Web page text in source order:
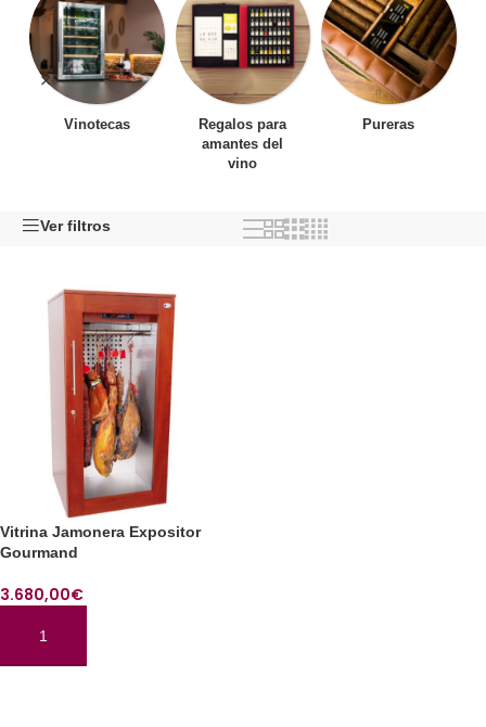
Vinotecas
Regalos para
amantes del
vino
Pureras
Ver filtros
Vitrina Jamonera Expositor
Gourmand
3.680,00€
AÑADIR AL CARRITO